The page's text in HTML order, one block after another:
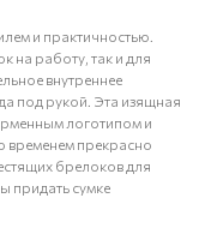
и практичностью.
на работу, так и для
внутреннее
под рукой. Эта изящная
логотипом и
временем прекрасно
брелоков для
придать сумке